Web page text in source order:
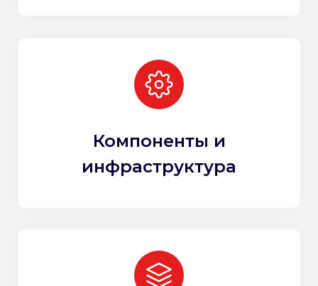
Компоненты и
инфраструктура